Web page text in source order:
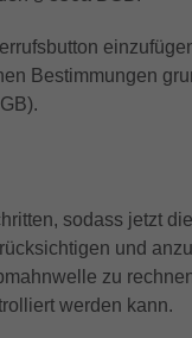
Bestimmungen
sodass jetzt
und
zu
werden kann.